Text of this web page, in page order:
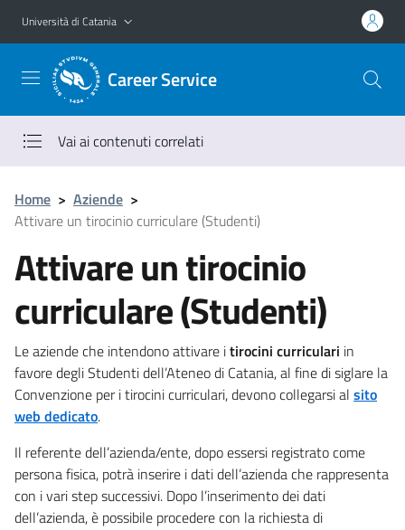
Vai al contenuto principale
Vai al menu di navigazione
Università di Catania
Career Service
Vai ai contenuti correlati
Home > Aziende >
Attivare un tirocinio curriculare (Studenti)
Attivare un tirocinio
curriculare (Studenti)
Le aziende che intendono attivare itirocini curriculari in
favore degli Studenti dell’Ateneo di Catania, al fine di siglare la
Convenzione per i tirocini curriculari, devono collegarsi al sito
web dedicato.
Il referente dell’azienda/ente, dopo essersi registrato come
persona fisica, potrà inserire i dati dell’azienda che rappresenta
con i vari step successivi. Dopo l’inserimento dei dati
dell’azienda, è possibile procedere con la richiesta di